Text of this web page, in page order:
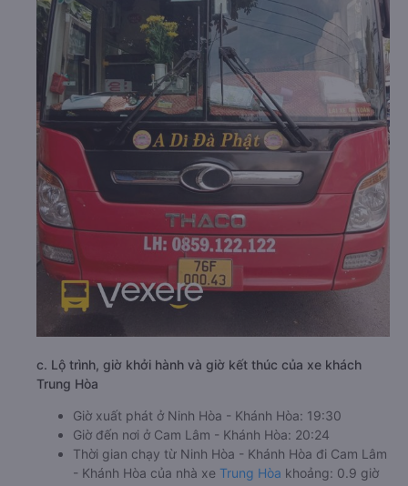
c. Lộ trình, giờ khởi hành và giờ kết thúc của xe khách
Trung Hòa
Giờ xuất phát ở Ninh Hòa - Khánh Hòa: 19:30
Giờ đến nơi ở Cam Lâm - Khánh Hòa: 20:24
Thời gian chạy từ Ninh Hòa - Khánh Hòa đi Cam Lâm
- Khánh Hòa của nhà xe Trung Hòa khoảng: 0.9 giờ